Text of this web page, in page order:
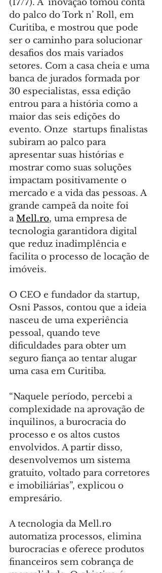
(17/7). A  inovação tomou conta
do palco do Tork n’ Roll, em
Curitiba, e mostrou que pode
ser o caminho para solucionar
desafios dos mais variados
setores. Com a casa cheia e uma
banca de jurados formada por
30 especialistas, essa edição
entrou para a história como a
maior das seis edições do
evento. Onze  startups finalistas
subiram ao palco para
apresentar suas histórias e
mostrar como suas soluções
impactam positivamente o
mercado e a vida das pessoas. A
grande campeã da noite foi
a Mell.ro, uma empresa de
tecnologia garantidora digital
que reduz inadimplência e
facilita o processo de locação de
imóveis.
O CEO e fundador da startup,
Osni Passos, contou que a ideia
nasceu de uma experiência
pessoal, quando teve
dificuldades para obter um
seguro fiança ao tentar alugar
uma casa em Curitiba.
“Naquele período, percebi a
complexidade na aprovação de
inquilinos, a burocracia do
processo e os altos custos
envolvidos. A partir disso,
desenvolvemos um sistema
gratuito, voltado para corretores
e imobiliárias”, explicou o
empresário.
A tecnologia da Mell.ro
automatiza processos, elimina
burocracias e oferece produtos
financeiros sem cobrança de